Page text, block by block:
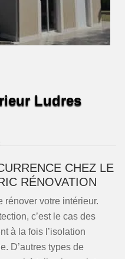
Ludres
CHEZ LE
RÉNOVATION
rénover votre intérieur.
c’est le cas des
à la fois l’isolation
D’autres types de